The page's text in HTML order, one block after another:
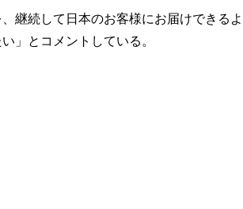
継続して日本のお客様にお届けできるよ
」とコメントしている。